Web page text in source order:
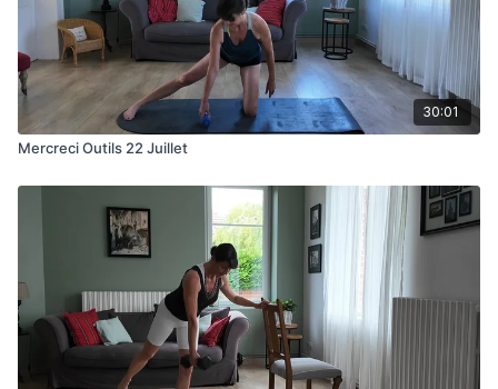
30:01
Mercreci Outils 22 Juillet